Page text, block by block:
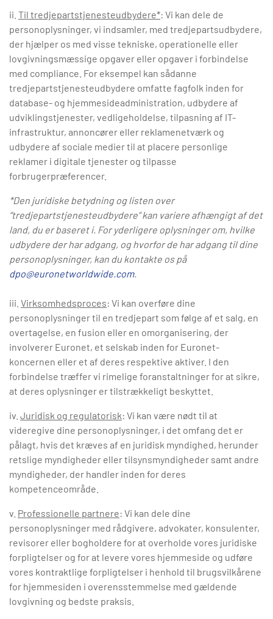
ii. Til tredjepartstjenesteudbydere*: Vi kan dele de
personoplysninger, vi indsamler, med tredjepartsudbydere,
der hjælper os med visse tekniske, operationelle eller
lovgivningsmæssige opgaver eller opgaver i forbindelse
med compliance. For eksempel kan sådanne
tredjepartstjenesteudbydere omfatte fagfolk inden for
database- og hjemmesideadministration, udbydere af
udviklingstjenester, vedligeholdelse, tilpasning af IT-
infrastruktur, annoncører eller reklamenetværk og
udbydere af sociale medier til at placere personlige
reklamer i digitale tjenester og tilpasse
forbrugerpræferencer.
*Den juridiske betydning og listen over
“tredjepartstjenesteudbydere” kan variere afhængigt af det
land, du er baseret i. For yderligere oplysninger om, hvilke
udbydere der har adgang, og hvorfor de har adgang til dine
personoplysninger, kan du kontakte os på
dpo@euronetworldwide.com.
iii. Virksomhedsproces: Vi kan overføre dine
personoplysninger til en tredjepart som følge af et salg, en
overtagelse, en fusion eller en omorganisering, der
involverer Euronet, et selskab inden for Euronet-
koncernen eller et af deres respektive aktiver. I den
forbindelse træffer vi rimelige foranstaltninger for at sikre,
at deres oplysninger er tilstrækkeligt beskyttet.
iv. Juridisk og regulatorisk: Vi kan være nødt til at
videregive dine personoplysninger, i det omfang det er
pålagt, hvis det kræves af en juridisk myndighed, herunder
retslige myndigheder eller tilsynsmyndigheder samt andre
myndigheder, der handler inden for deres
kompetenceområde.
v. Professionelle partnere: Vi kan dele dine
personoplysninger med rådgivere, advokater, konsulenter,
revisorer eller bogholdere for at overholde vores juridiske
forpligtelser og for at levere vores hjemmeside og udføre
vores kontraktlige forpligtelser i henhold til brugsvilkårene
for hjemmesiden i overensstemmelse med gældende
lovgivning og bedste praksis.